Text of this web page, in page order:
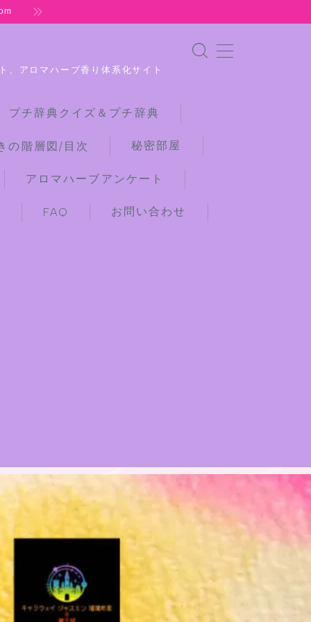
、アロマハーブ香り体系化サイト
チ辞典クイズ＆プチ辞典
の階層図/目次 秘密部屋
アロマハーブアンケート
FAQ お問い合わせ